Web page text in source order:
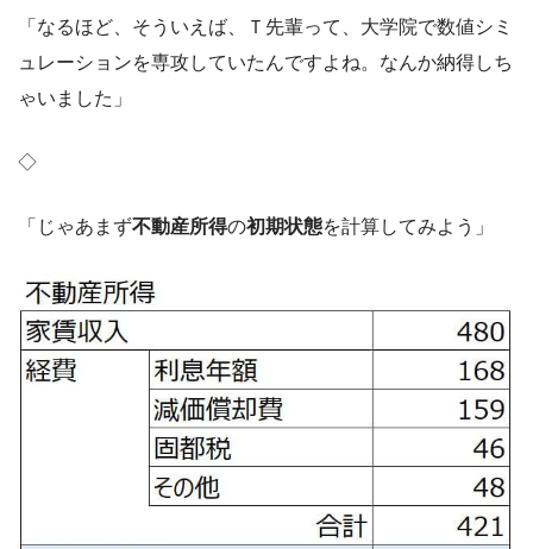
「なるほど、そういえば、Ｔ先輩って、大学院で数値シミ
ュレーションを専攻していたんですよね。なんか納得しち
ゃいました」
◇
「じゃあまず不動産所得の初期状態を計算してみよう」